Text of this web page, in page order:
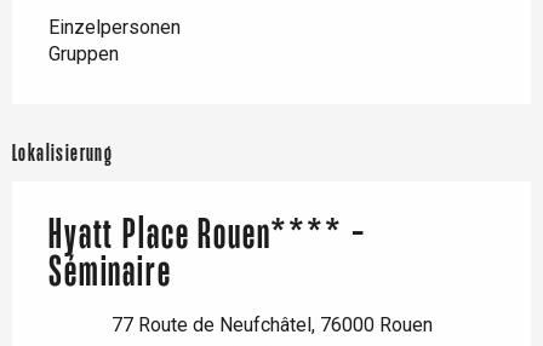
Einzelpersonen
Gruppen
Lokalisierung
Hyatt Place Rouen**** -
Séminaire
77 Route de Neufchâtel, 76000 Rouen